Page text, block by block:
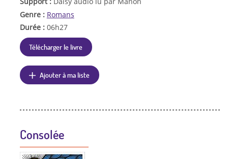
Genre : Romans
Durée : 06h27
Télécharger le livre
Ajouter à ma liste
Consolée